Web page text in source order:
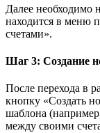
Далее необходимо
находится в меню
счетами».
Шаг 3: Создание
После перехода в
кнопку «Создать
шаблона
между своими